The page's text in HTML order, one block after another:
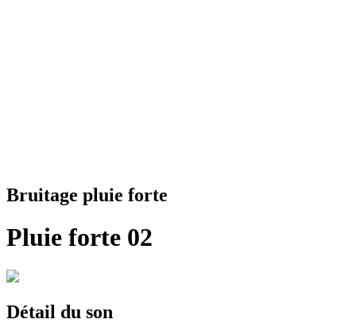
Bruitage pluie forte
Pluie forte 02
Détail du son